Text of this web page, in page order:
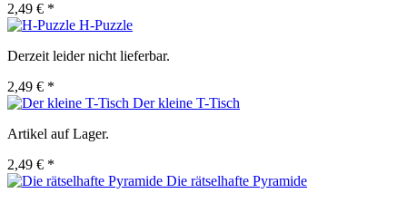
2,49 € *
H-Puzzle
Derzeit leider nicht lieferbar.
2,49 € *
Der kleine T-Tisch
Artikel auf Lager.
2,49 € *
Die rätselhafte Pyramide